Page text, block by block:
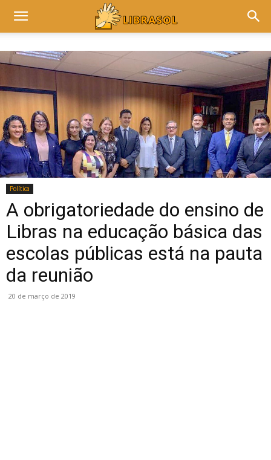
Política
A obrigatoriedade do ensino de
Libras na educação básica das
escolas públicas está na pauta
da reunião
20 de março de 2019